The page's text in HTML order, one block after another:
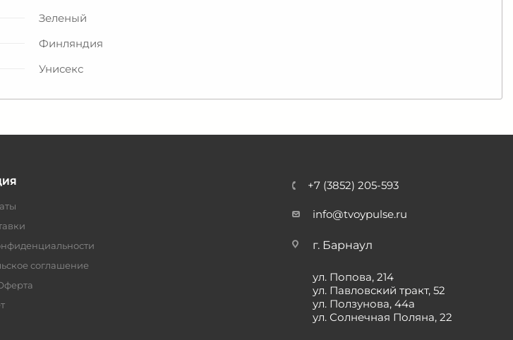
Зеленый
Финляндия
Унисекс
соглашение
+7 (3852) 205-593
info@tvoypulse.ru
г. Барнаул
ул. Попова, 214
ул. Павловский тракт, 52
ул. Ползунова, 44а
ул. Солнечная Поляна, 22